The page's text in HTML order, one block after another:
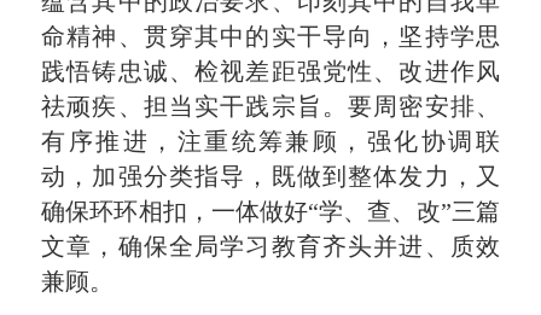
命精神、贯穿其中的实干导向，坚持学思
践悟铸忠诚、检视差距强党性、改进作风
祛顽疾、担当实干践宗旨。要周密安排、
有序推进，注重统筹兼顾，强化协调联
动，加强分类指导，既做到整体发力，又
确保环环相扣，一体做好“学、查、改”三篇
文章，确保全局学习教育齐头并进、质效
兼顾。